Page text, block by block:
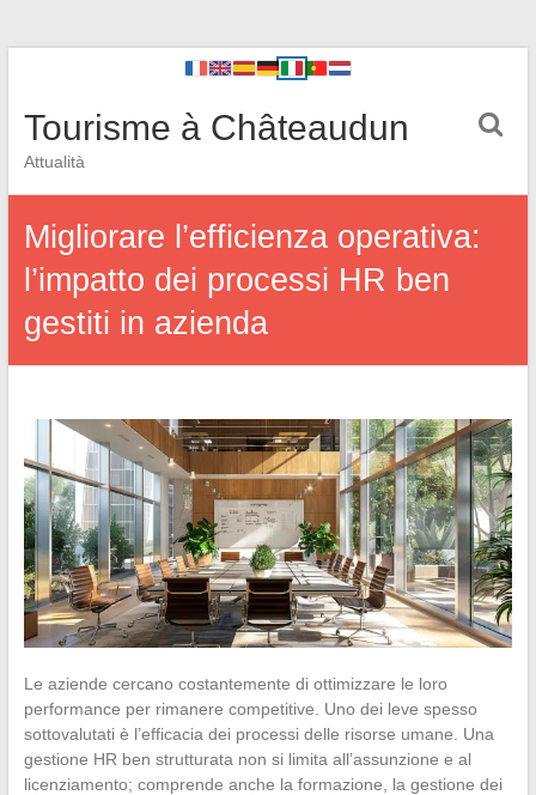
Tourisme à Châteaudun
Attualità
Migliorare l’efficienza operativa:
l’impatto dei processi HR ben
gestiti in azienda
Le aziende cercano costantemente di ottimizzare le loro
performance per rimanere competitive. Uno dei leve spesso
sottovalutati è l’efficacia dei processi delle risorse umane. Una
gestione HR ben strutturata non si limita all’assunzione e al
licenziamento; comprende anche la formazione, la gestione dei